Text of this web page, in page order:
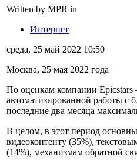
Written by MPR in
Интернет
среда, 25 май 2022 10:50
Москва, 25 мая 2022 года
По оценкам компании Epicstars
автоматизированной работы с
последние два месяца
В целом, в этот период
видеоконтенту (35%),
(14%), механизмам обратной